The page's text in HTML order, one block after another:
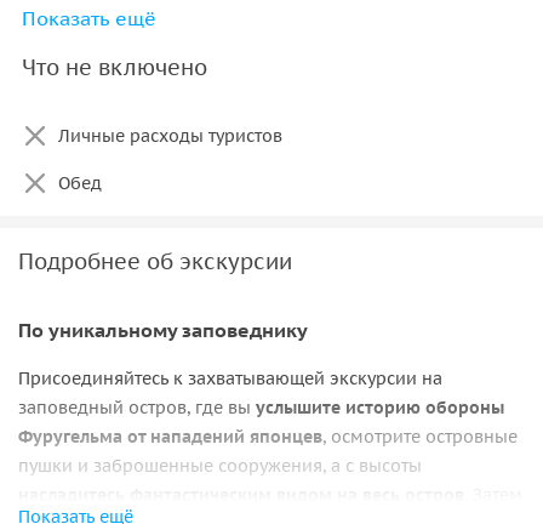
Услуги гида
Показать ещё
Что не включено
Личные расходы туристов
Обед
Подробнее об экскурсии
По уникальному заповеднику
Присоединяйтесь к захватывающей экскурсии на
заповедный остров, где вы услышите историю обороны
Фуругельма от нападений японцев, осмотрите островные
пушки и заброшенные сооружения, а с высоты
Показать ещё